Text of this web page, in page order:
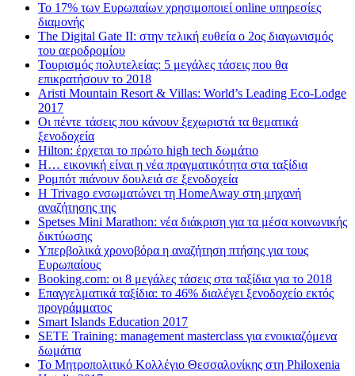
Το 17% των Ευρωπαίων χρησιμοποιεί online υπηρεσίες
διαμονής
The Digital Gate II: στην τελική ευθεία ο 2ος διαγωνισμός
του αεροδρομίου
Τουρισμός πολυτελείας: 5 μεγάλες τάσεις που θα
επικρατήσουν το 2018
Aristi Mountain Resort & Villas: World’s Leading Eco-Lodge
2017
Οι πέντε τάσεις που κάνουν ξεχωριστά τα θεματικά
ξενοδοχεία
Hilton: έρχεται τo πρώτο high tech δωμάτιο
Η… εικονική είναι η νέα πραγματικότητα στα ταξίδια
Ρομπότ πιάνουν δουλειά σε ξενοδοχεία
Η Trivago ενσωματώνει τη HomeAway στη μηχανή
αναζήτησης της
Spetses Mini Marathon: νέα διάκριση για τα μέσα κοινωνικής
δικτύωσης
Υπερβολικά χρονοβόρα η αναζήτηση πτήσης για τους
Ευρωπαίους
Booking.com: οι 8 μεγάλες τάσεις στα ταξίδια για το 2018
Επαγγελματικά ταξίδια: το 46% διαλέγει ξενοδοχείο εκτός
προγράμματος
Smart Islands Education 2017
SETE Training: management masterclass για ενοικιαζόμενα
δωμάτια
Το Μητροπολιτικό Κολλέγιο Θεσσαλονίκης στη Philoxenia